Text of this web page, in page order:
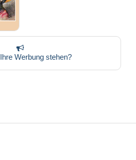
Werbung stehen?